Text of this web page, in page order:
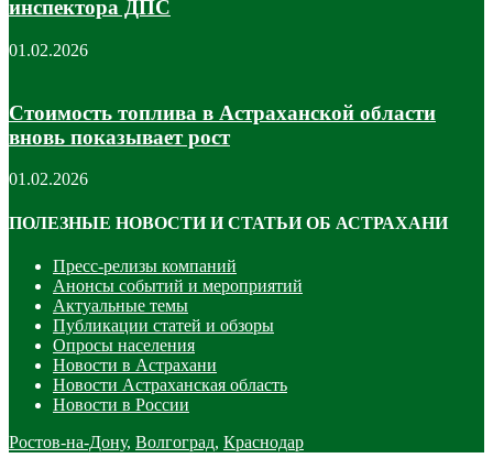
инспектора ДПС
01.02.2026
Стоимость топлива в Астраханской области
вновь показывает рост
01.02.2026
ПОЛЕЗНЫЕ НОВОСТИ И СТАТЬИ ОБ АСТРАХАНИ
Пресс-релизы компаний
Анонсы событий и мероприятий
Актуальные темы
Публикации статей и обзоры
Опросы населения
Новости в Астрахани
Новости Астраханская область
Новости в России
Ростов-на-Дону, Волгоград, Краснодар